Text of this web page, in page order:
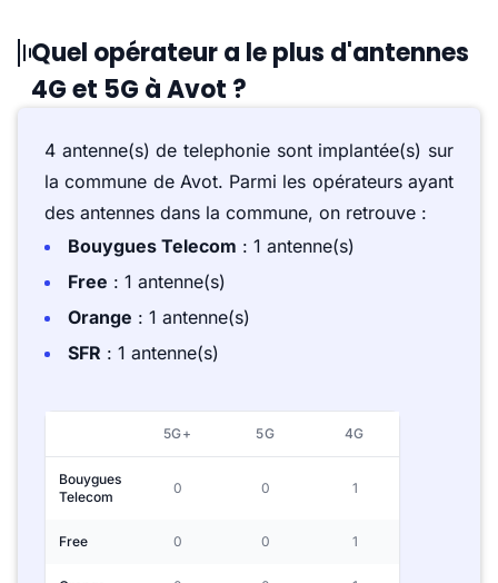
Quel opérateur a le plus d'antennes
4G et 5G à Avot ?
4 antenne(s) de telephonie sont implantée(s) sur
la commune de Avot. Parmi les opérateurs ayant
des antennes dans la commune, on retrouve :
Bouygues Telecom : 1 antenne(s)
Free : 1 antenne(s)
Orange : 1 antenne(s)
SFR : 1 antenne(s)
5G+ 5G 4G
Bouygues
Telecom
0 0 1
Free 0 0 1